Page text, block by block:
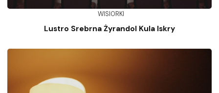
WISIORKI
Lustro Srebrna Żyrandol Kula Iskry